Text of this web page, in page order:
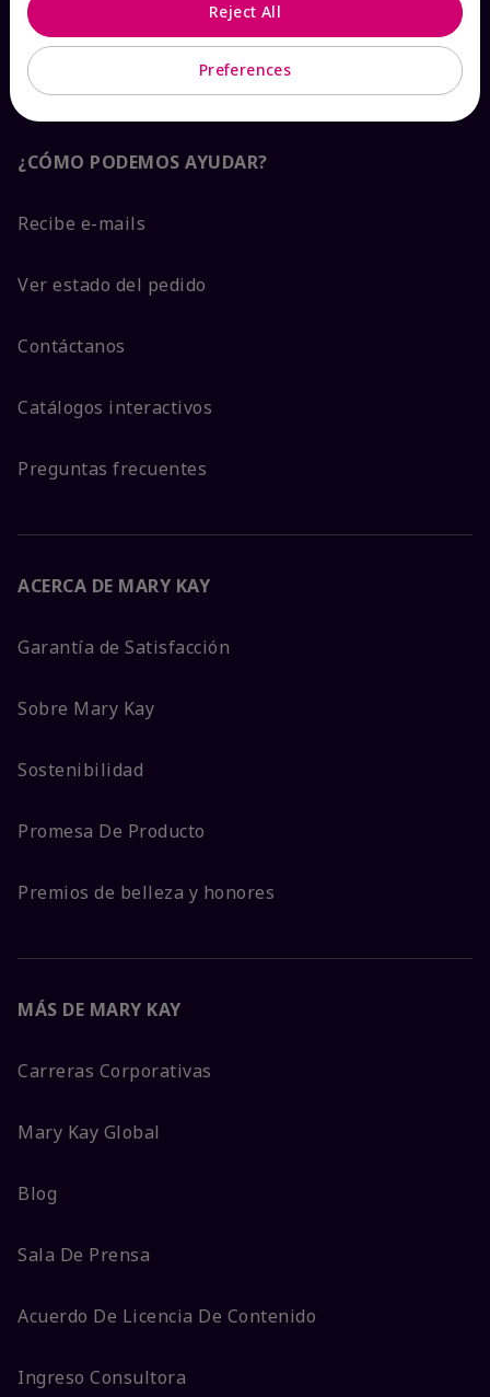
¿CÓMO PODEMOS AYUDAR?
Recibe e-mails
Ver estado del pedido
Contáctanos
Catálogos interactivos
Preguntas frecuentes
ACERCA DE MARY KAY
Garantía de Satisfacción
Sobre Mary Kay
Sostenibilidad
Promesa De Producto
Premios de belleza y honores
MÁS DE MARY KAY
Carreras Corporativas
Mary Kay Global
Blog
Sala De Prensa
Acuerdo De Licencia De Contenido
Ingreso Consultora
Preferences
Reject All